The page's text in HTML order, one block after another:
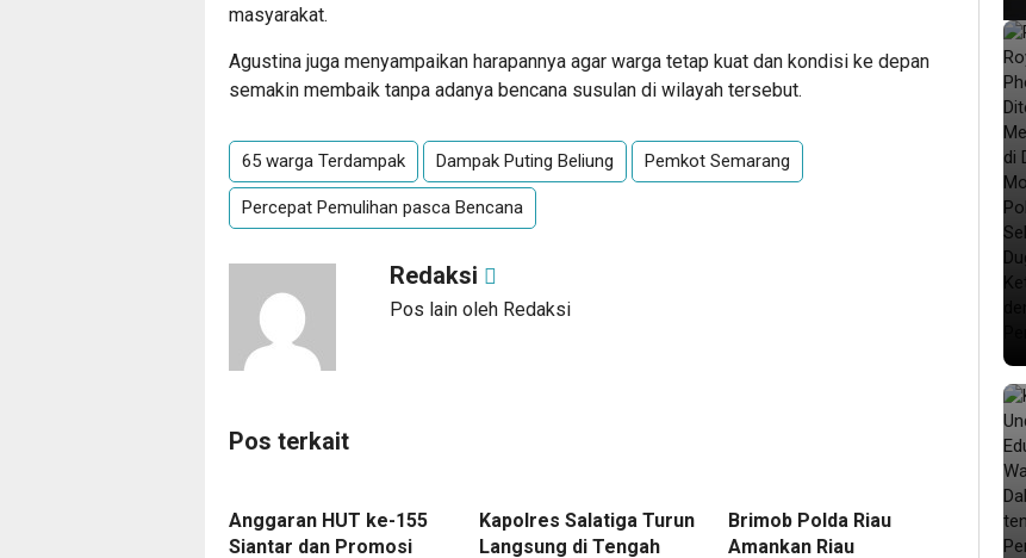
masyarakat.
Agustina juga menyampaikan harapannya agar warga tetap kuat dan kondisi ke depan
semakin membaik tanpa adanya bencana susulan di wilayah tersebut.
65 warga Terdampak Dampak Puting Beliung Pemkot Semarang
Percepat Pemulihan pasca Bencana
Redaksi
Pos lain oleh Redaksi
Pos terkait
Anggaran HUT ke-155
Siantar dan Promosi
Kapolres Salatiga Turun
Langsung di Tengah
Brimob Polda Riau
Amankan Riau